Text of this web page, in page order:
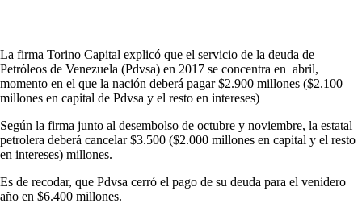
La firma Torino Capital explicó que el servicio de la deuda de
Petróleos de Venezuela (Pdvsa) en 2017 se concentra en abril,
momento en el que la nación deberá pagar $2.900 millones ($2.100
millones en capital de Pdvsa y el resto en intereses)
Según la firma junto al desembolso de octubre y noviembre, la estatal
petrolera deberá cancelar $3.500 ($2.000 millones en capital y el resto
en intereses) millones.
Es de recodar, que Pdvsa cerró el pago de su deuda para el venidero
año en $6.400 millones.